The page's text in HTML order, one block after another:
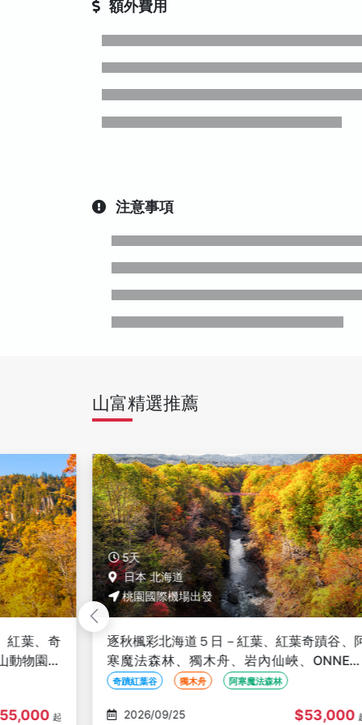
額外費用
注意事項
山富精選推薦
蹟谷、阿
起
5天
日本 北海道
桃園國際機場出發
逐秋楓彩北海道５日－紅葉、紅葉奇蹟谷、
寒魔法森林、獨木舟、岩內仙峽、
湖、黑岳纜車、三國峠、豐平峽、螃蟹溫泉
奇蹟紅葉谷 獨木舟 阿寒魔法森林
2026/09/26 $52,000